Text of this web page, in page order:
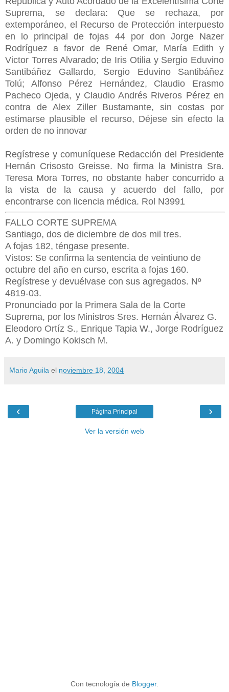
Suprema, se declara: Que se rechaza, por
extemporáneo, el Recurso de Protección interpuesto
en lo principal de fojas 44 por don Jorge Nazer
Rodríguez a favor de René Omar, María Edith y
Victor Torres Alvarado; de Iris Otilia y Sergio Eduvino
Santibáñez Gallardo, Sergio Eduvino Santibáñez
Tolú; Alfonso Pérez Hernández, Claudio Erasmo
Pacheco Ojeda, y Claudio Andrés Riveros Pérez en
contra de Alex Ziller Bustamante, sin costas por
estimarse plausible el recurso, Déjese sin efecto la
orden de no innovar
Regístrese y comuníquese Redacción del Presidente
Hernán Crisosto Greisse. No firma la Ministra Sra.
Teresa Mora Torres, no obstante haber concurrido a
la vista de la causa y acuerdo del fallo, por
encontrarse con licencia médica. Rol N3991
FALLO CORTE SUPREMA
Santiago, dos de diciembre de dos mil tres.
A fojas 182, téngase presente.
Vistos: Se confirma la sentencia de veintiuno de
octubre del año en curso, escrita a fojas 160.
Regístrese y devuélvase con sus agregados. Nº
4819-03.
Pronunciado por la Primera Sala de la Corte
Suprema, por los Ministros Sres. Hernán Álvarez G.
Eleodoro Ortíz S., Enrique Tapia W., Jorge Rodríguez
A. y Domingo Kokisch M.
Mario Aguila el noviembre 18, 2004
‹ ›
Página Principal
Ver la versión web
Con tecnología de Blogger.